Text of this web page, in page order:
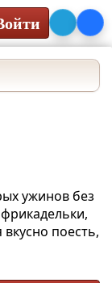
ужинов без
поесть,